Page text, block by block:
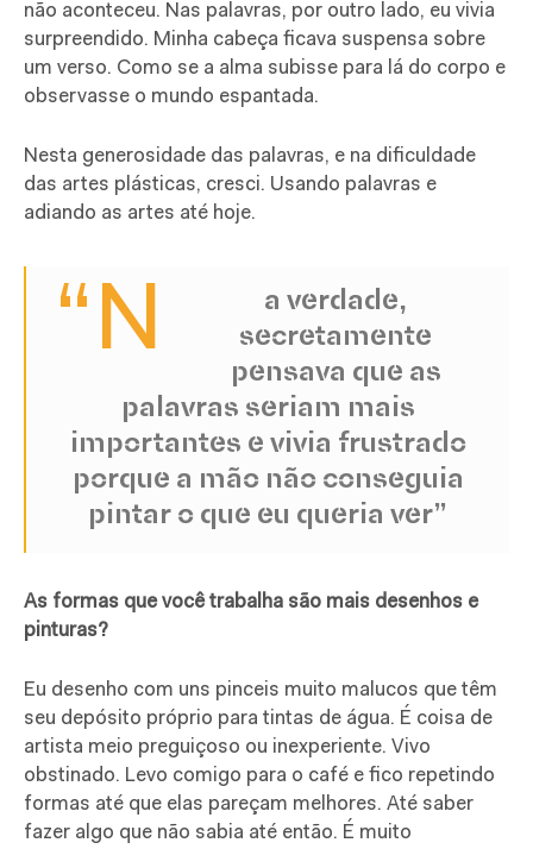
não aconteceu. Nas palavras, por outro lado, eu vivia
surpreendido. Minha cabeça ficava suspensa sobre
um verso. Como se a alma subisse para lá do corpo e
observasse o mundo espantada.
Nesta generosidade das palavras, e na dificuldade
das artes plásticas, cresci. Usando palavras e
adiando as artes até hoje.
“N
a verdade,
secretamente
pensava que as
palavras seriam mais
importantes e vivia frustrado
porque a mão não conseguia
pintar o que eu queria ver”
As formas que você trabalha são mais desenhos e
pinturas?
Eu desenho com uns pinceis muito malucos que têm
seu depósito próprio para tintas de água. É coisa de
artista meio preguiçoso ou inexperiente. Vivo
obstinado. Levo comigo para o café e fico repetindo
formas até que elas pareçam melhores. Até saber
fazer algo que não sabia até então. É muito